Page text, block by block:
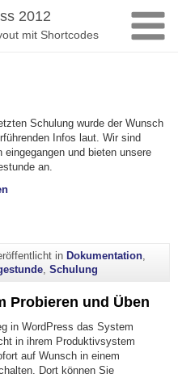
2012
mit Shortcodes
Schulung wurde der Wunsch
Infos laut. Wir sind
eingegangen und bieten unsere
an.
"Fragestunde WordPress"
in Dokumentation,
, Schulung
Probieren und Üben
in WordPress das System
in ihrem Produktivsystem
auf Wunsch in einem
Dort können Sie